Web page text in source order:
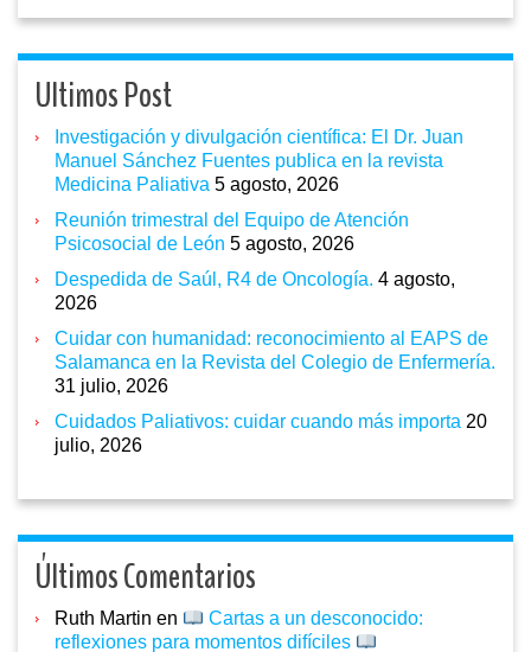
Ultimos Post
Investigación y divulgación científica: El Dr. Juan
Manuel Sánchez Fuentes publica en la revista
Medicina Paliativa 5 agosto, 2026
Reunión trimestral del Equipo de Atención
Psicosocial de León 5 agosto, 2026
Despedida de Saúl, R4 de Oncología. 4 agosto,
2026
Cuidar con humanidad: reconocimiento al EAPS de
Salamanca en la Revista del Colegio de Enfermería.
31 julio, 2026
Cuidados Paliativos: cuidar cuando más importa 20
julio, 2026
Últimos Comentarios
Ruth Martin en
Cartas a un desconocido:
reflexiones para momentos difíciles